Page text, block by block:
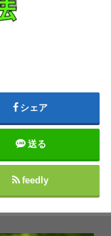
シェア
送る
feedly